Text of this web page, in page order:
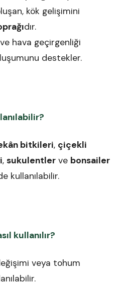
kök gelişimini
dır.
hava geçirgenliği
destekler.
bitkileri, çiçekli
, sukulentler ve bonsailer
kullanılabilir.
kullanılır?
veya tohum